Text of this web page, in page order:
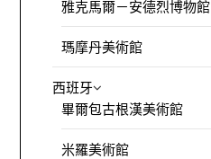
雅克馬爾－安德烈博物館
瑪摩丹美術館
西班牙
畢爾包古根漢美術館
米羅美術館